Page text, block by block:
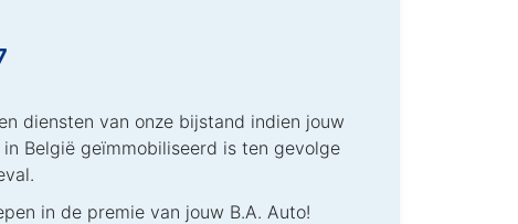
diensten van onze bijstand indien jouw
België geïmmobiliseerd is ten gevolge
in de premie van jouw B.A. Auto!